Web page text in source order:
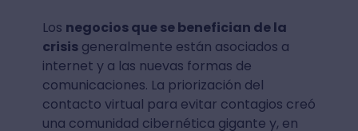
Los negocios que se benefician de la
crisisgeneralmente están asociados a
internet y a las nuevas formas de
comunicaciones. La priorización del
contacto virtual para evitar contagios creó
una comunidad cibernética gigante y, en